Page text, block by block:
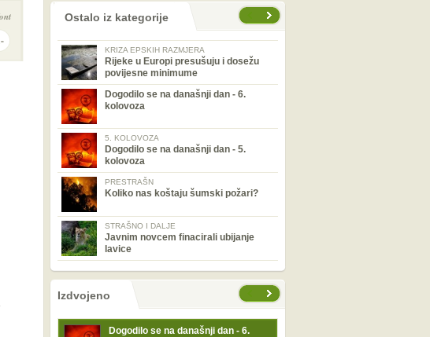
prethodno Ostalo iz kategorije
KRIZA EPSKIH RAZMJERA
Rijeke u Europi presušuju i dosežu
povijesne minimume
Dogodilo se na današnji dan - 6.
kolovoza
5. KOLOVOZA
Dogodilo se na današnji dan - 5.
kolovoza
PRESTRAŠN
Koliko nas koštaju šumski požari?
STRAŠNO I DALJE
Javnim novcem finacirali ubijanje
lavice
nema prethodne stranice
sljedećeIzdvojeno
Dogodilo se na današnji dan - 6.